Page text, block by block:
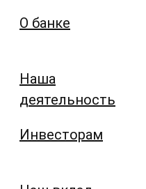
О банке
Наша
деятельность
Инвесторам